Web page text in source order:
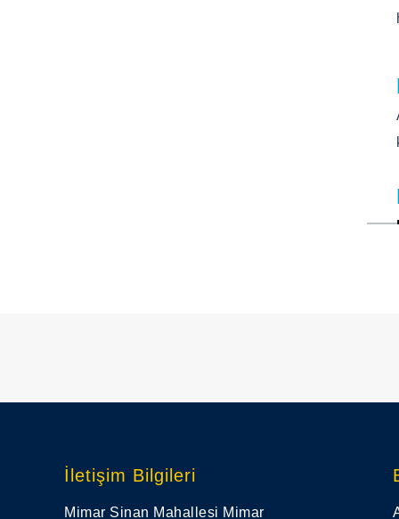
İletişim Bilgileri
Mimar Sinan Mahallesi Mimar